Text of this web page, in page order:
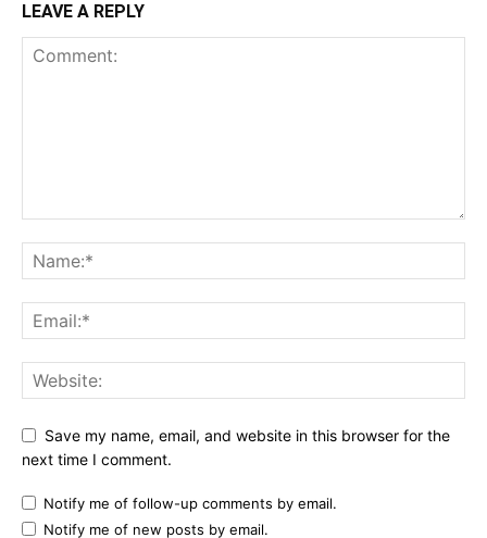
LEAVE A REPLY
Save my name, email, and website in this browser for the
next time I comment.
Notify me of follow-up comments by email.
Notify me of new posts by email.